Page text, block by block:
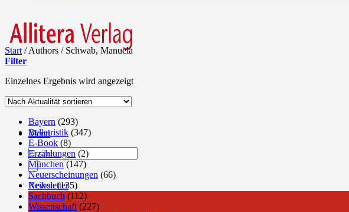
Menü
Products
search
Newsletter
Start /Authors /Schwab, Manuela
Filter
Einzelnes Ergebnis wird angezeigt
Bayern (293)
Belletristik (347)
E-Book (8)
Erzählungen (2)
München (147)
Neuerscheinungen (66)
Reihen (135)
Sachbuch (112)
Wissenschaft (227)